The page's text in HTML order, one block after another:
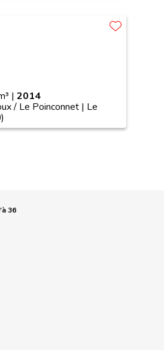
| 2014
/ Le Poinconnet | Le
36